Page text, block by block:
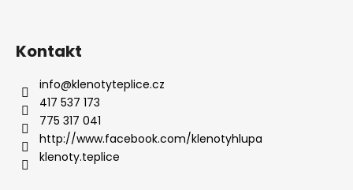
Kontakt
info@klenotyteplice.cz
417 537 173
775 317 041
http://www.facebook.com/klenotyhlupa
klenoty.teplice